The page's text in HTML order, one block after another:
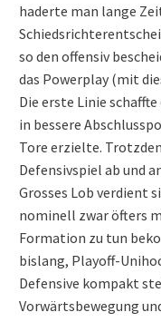
haderte man lange
so den offensiv
das Powerplay (mit
Die erste Linie
in bessere
Tore erzielte.
Defensivspiel ab und
Grosses Lob verdient
nominell zwar öfters
Formation zu tun
bislang, Playoff-
Defensive kompakt
Vorwärtsbewegung